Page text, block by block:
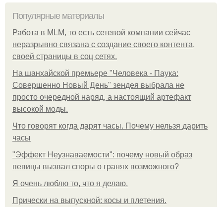
Популярные материалы
Работа в MLM, то есть сетевой компании сейчас
неразрывно связана с создание своего контента,
своей страницы в соц сетях.
На шанхайской премьере "Человека - Паука:
Совершенно Новый День" зендея выбрала не
просто очередной наряд, а настоящий артефакт
высокой моды.
Что говорят когда дарят часы. Почему нельзя дарить
часы
"Эффект Неузнаваемости": почему новый образ
певицы вызвал споры о гранях возможного?
Я очень люблю то, что я делаю.
Прически на выпускной: косы и плетения.